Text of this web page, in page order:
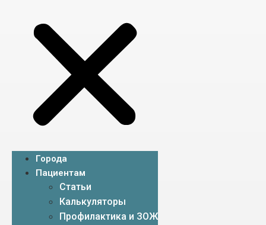
Города
Пациентам
Статьи
Калькуляторы
Профилактика и ЗОЖ